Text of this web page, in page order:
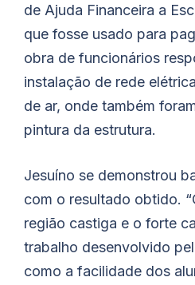
de Ajuda Financeira a
que fosse usado para
obra de funcionários
instalação de rede
de ar, onde também
pintura da estrutura.
Jesuíno se demonstrou
com o resultado obtido.
região castiga e o forte
trabalho desenvolvido
como a facilidade dos